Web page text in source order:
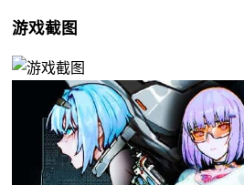
游戏截图